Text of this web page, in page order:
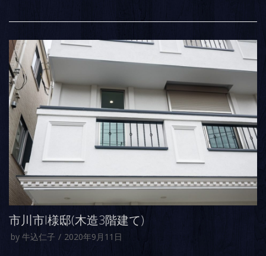
市川市I様邸(木造3階建て)
by 牛込仁子 2020年9月11日